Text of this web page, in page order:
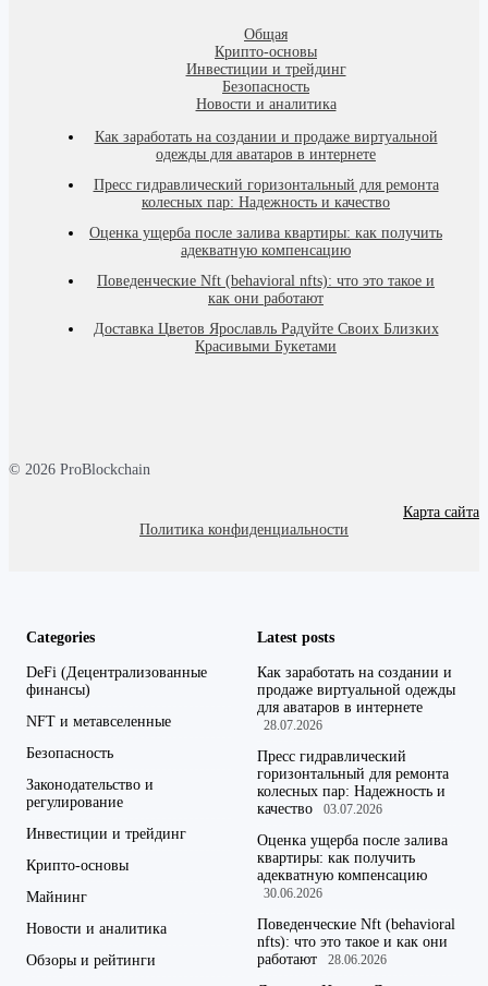
Общая
Крипто-основы
Инвестиции и трейдинг
Безопасность
Новости и аналитика
Как заработать на создании и продаже виртуальной
одежды для аватаров в интернете
Пресс гидравлический горизонтальный для ремонта
колесных пар: Надежность и качество
Оценка ущерба после залива квартиры: как получить
адекватную компенсацию
Поведенческие Nft (behavioral nfts): что это такое и
как они работают
Доставка Цветов Ярославль Радуйте Своих Близких
Красивыми Букетами
© 2026 ProBlockchain
Карта сайта
Политика конфиденциальности
Categories
DeFi (Децентрализованные
финансы)
NFT и метавселенные
Безопасность
Законодательство и
регулирование
Инвестиции и трейдинг
Крипто-основы
Майнинг
Новости и аналитика
Обзоры и рейтинги
Latest posts
Как заработать на создании и
продаже виртуальной одежды
для аватаров в интернете
28.07.2026
Пресс гидравлический
горизонтальный для ремонта
колесных пар: Надежность и
качество
03.07.2026
Оценка ущерба после залива
квартиры: как получить
адекватную компенсацию
30.06.2026
Поведенческие Nft (behavioral
nfts): что это такое и как они
работают
28.06.2026